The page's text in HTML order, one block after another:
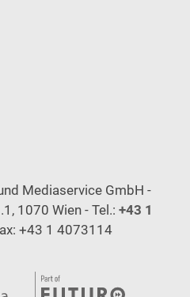
Mediaservice GmbH -
1070 Wien - Tel.: +43 1
+43 1 4073114